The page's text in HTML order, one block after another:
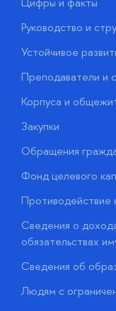
Руководство и
Устойчивое
Преподаватели и
Корпуса и
Закупки
Обращения
Фонд целевого
Противодействие
Сведения о
обязательствах
Сведения об
Людям с